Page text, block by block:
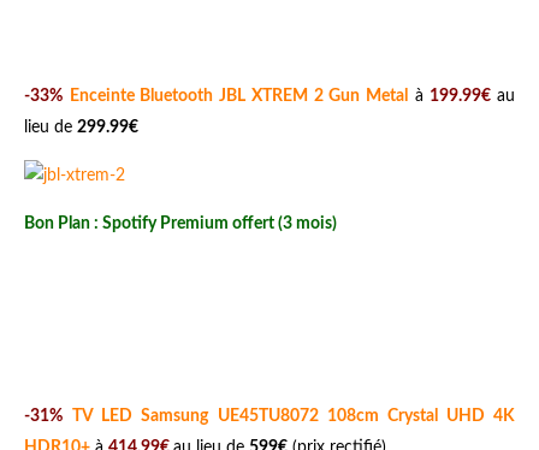
-33% Enceinte Bluetooth JBL XTREM 2 Gun Metal à 199.99€ au
lieu de 299.99€
Bon Plan : Spotify Premium offert (3 mois)
-31%
TV LED Samsung UE45TU8072 108cm Crystal UHD 4K